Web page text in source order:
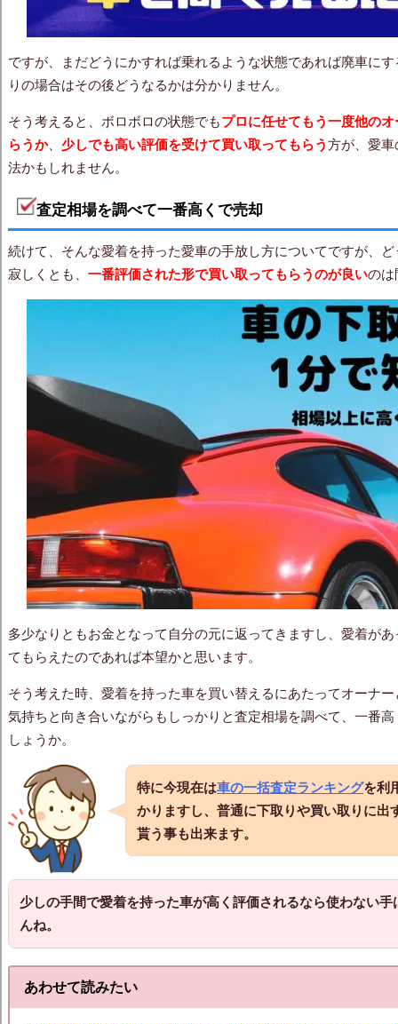
ですが、まだどうにかすれば乗れるような状態であれば廃車に
りの場合はその後どうなるかは分かりません。
そう考えると、ボロボロの状態でもプロに任せてもう一度他の
らうか、 少しでも高い評価を受けて買い取ってもらう方が、愛
法かもしれません。
査定相場を調べて一番高くで売却
続けて、そんな愛着を持った愛車の手放し方についてですが、
寂しくとも、 一番評価された形で買い取ってもらうのが良いのは
多少なりともお金となって自分の元に返ってきますし、愛着が
てもらえたのであれば本望かと思います。
そう考えた時、愛着を持った車を買い替えるにあたってオーナ
気持ちと向き合いながらもしっかりと査定相場を調べて、一番
しょうか。
特に今現在は車の一括査定ランキングを利
かりますし、普通に下取りや買い取りに出
貰う事も出来ます。
少しの手間で愛着を持った車が高く評価されるなら使わない手
んね。
あわせて読みたい